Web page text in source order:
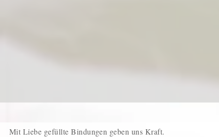
Mit Liebe gefüllte Bindungen geben uns Kraft.